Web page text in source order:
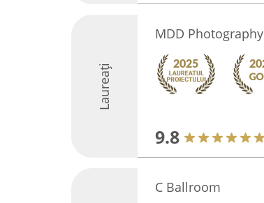
Laureați
MDD Photography
9.8
C Ballroom